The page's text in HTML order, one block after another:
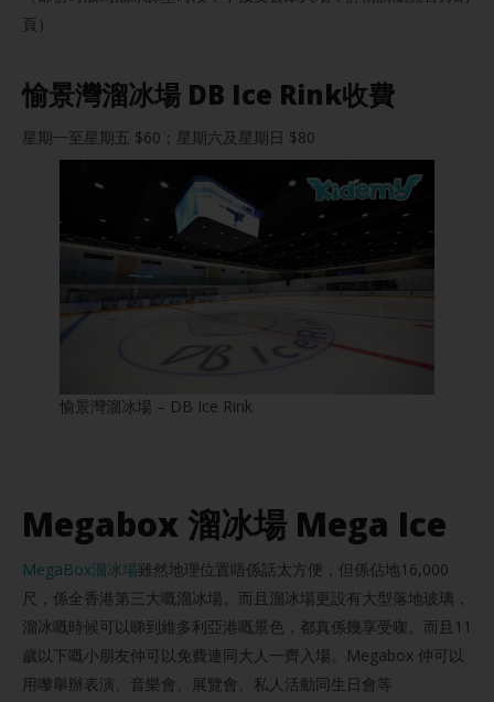
頁）
愉景灣溜冰場 DB Ice Rink收費
星期一至星期五 $60；星期六及星期日 $80
愉景灣溜冰場 – DB Ice Rink
Megabox 溜冰場 Mega Ice
MegaBox溜冰場雖然地理位置唔係話太方便，但係佔地16,000
尺，係全香港第三大嘅溜冰場。而且溜冰場更設有大型落地玻璃，
溜冰嘅時候可以睇到維多利亞港嘅景色，都真係幾享受㗎。而且11
歲以下嘅小朋友仲可以免費連同大人一齊入場。Megabox 仲可以
用嚟舉辦表演、音樂會、展覽會、私人活動同生日會等